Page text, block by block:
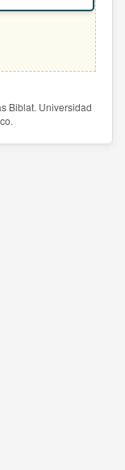
Biblat. Universidad